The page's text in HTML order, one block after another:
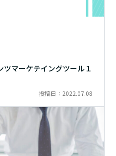
ツマーケテイングツール１
投稿日：2022.07.08